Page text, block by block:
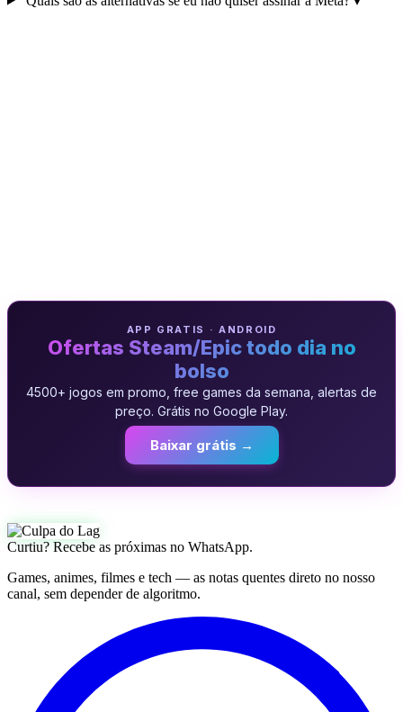
APP GRATIS · ANDROID
Ofertas Steam/Epic todo dia no
bolso
4500+ jogos em promo, free games da semana, alertas de
preço. Grátis no Google Play.
Baixar grátis →
Curtiu? Recebe as próximas no WhatsApp.
Games, animes, filmes e tech — as notas quentes direto no nosso
canal, sem depender de algoritmo.